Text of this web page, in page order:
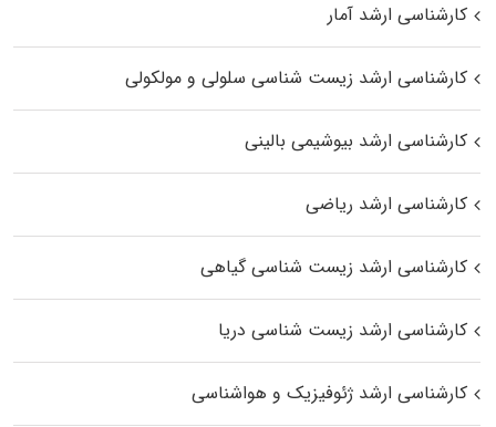
کارشناسی ارشد آمار
کارشناسی ارشد زیست شناسی سلولی و مولکولی
کارشناسی ارشد بیوشیمی بالینی
کارشناسی ارشد ریاضی
کارشناسی ارشد زیست‌ شناسی گیاهی
کارشناسی ارشد زیست‌ شناسی دریا
کارشناسی ارشد ژئوفیزیک و هواشناسی